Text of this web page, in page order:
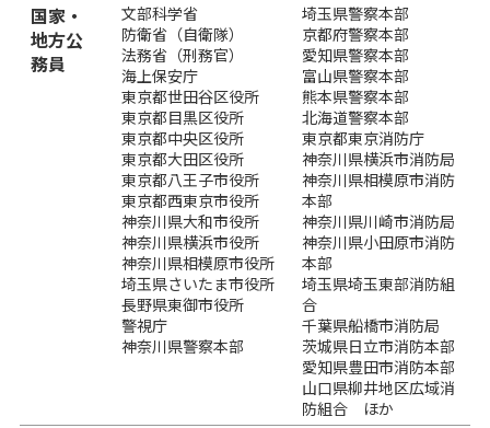
国家・
地方公
務員
文部科学省
防衛省（自衛隊）
法務省（刑務官）
海上保安庁
東京都世田谷区役所
東京都目黒区役所
東京都中央区役所
東京都大田区役所
東京都八王子市役所
東京都西東京市役所
神奈川県大和市役所
神奈川県横浜市役所
神奈川県相模原市役所
埼玉県さいたま市役所
長野県東御市役所
警視庁
神奈川県警察本部
埼玉県警察本部
京都府警察本部
愛知県警察本部
富山県警察本部
熊本県警察本部
北海道警察本部
東京都東京消防庁
神奈川県横浜市消防局
神奈川県相模原市消防
本部
神奈川県川崎市消防局
神奈川県小田原市消防
本部
埼玉県埼玉東部消防組
合
千葉県船橋市消防局
茨城県日立市消防本部
愛知県豊田市消防本部
山口県柳井地区広域消
防組合 ほか